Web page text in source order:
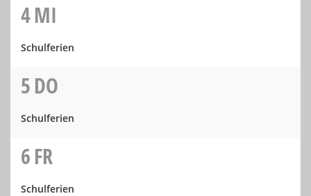
4MI
Schulferien
5DO
Schulferien
6FR
Schulferien